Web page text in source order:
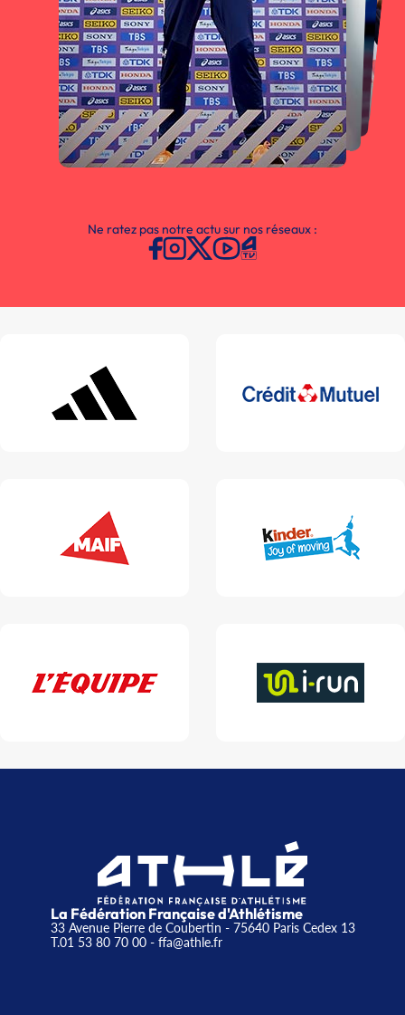
Ne ratez pas notre actu sur nos réseaux :
La Fédération Française d'Athlétisme
33 Avenue Pierre de Coubertin - 75640 Paris Cedex 13
T.01 53 80 70 00- ffa@athle.fr